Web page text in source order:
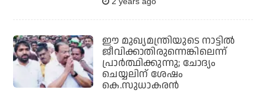
ഈ മുഖ്യമന്ത്രിയുടെ നാട്ടില്‍
ജീവിക്കാതിരുന്നെങ്കിലെന്ന്
പ്രാര്‍ത്ഥിക്കുന്നു; ചോദ്യം
ചെയ്യലിന് ശേഷം
കെ.സുധാകരന്‍